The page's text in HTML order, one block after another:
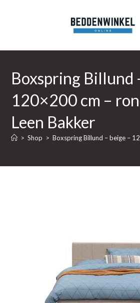
Boxspring Billund
120×200 cm –
Leen Bakker
> Shop > Boxspring Billund – beige –